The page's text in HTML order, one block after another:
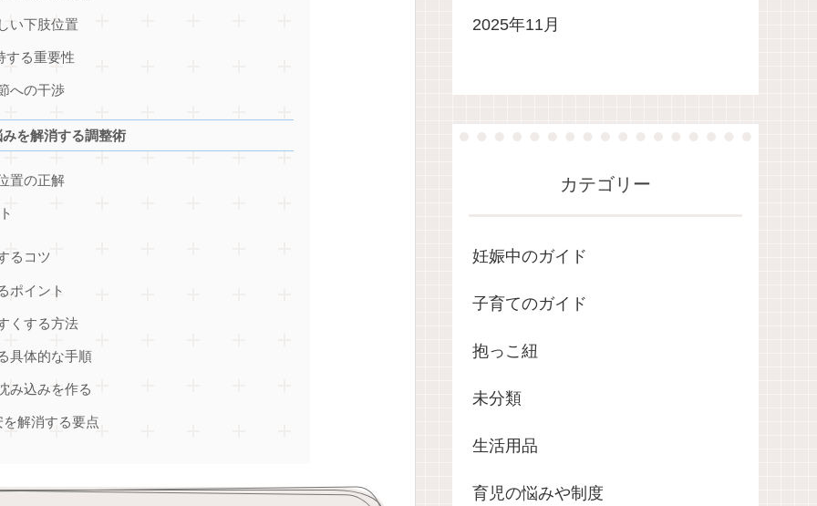
い下肢位置
する重要性
への干渉
を解消する調整術
置の正解
るコツ
ポイント
くする方法
具体的な手順
み込みを作る
解消する要点
2025年11月
カテゴリー
妊娠中のガイド
子育てのガイド
抱っこ紐
未分類
生活用品
育児の悩みや制度